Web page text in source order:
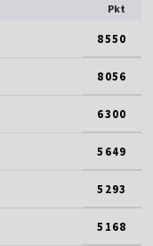
Pkt
8550
8056
6300
5649
5293
5168